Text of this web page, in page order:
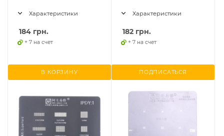
Характеристики
184 грн.
+ 7 на счет
В КОРЗИНУ
Характеристики
182 грн.
+ 7 на счет
ПОДПИСАТЬСЯ